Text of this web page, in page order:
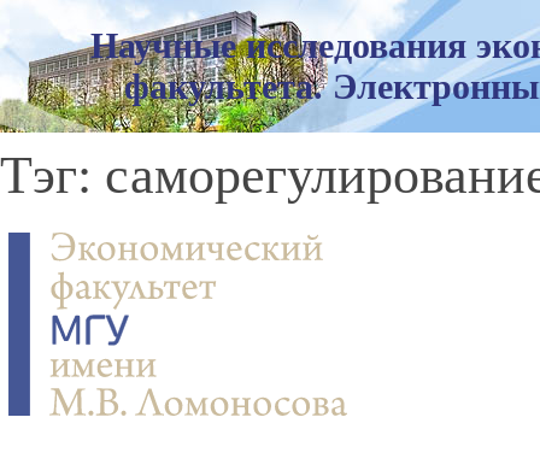
Научные исследования
факультета.
Тэг: